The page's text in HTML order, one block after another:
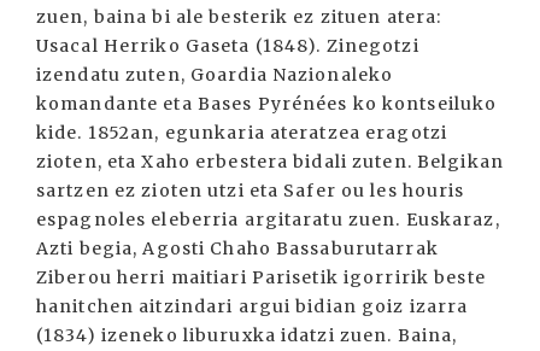
zuen, baina bi ale besterik ez zituen atera:
Usacal Herriko Gaseta (1848). Zinegotzi
izendatu zuten, Goardia Nazionaleko
komandante eta Bases Pyrénées ko kontseiluko
kide. 1852an, egunkaria ateratzea eragotzi
zioten, eta Xaho erbestera bidali zuten. Belgikan
sartzen ez zioten utzi eta Safer ou les houris
espagnoles eleberria argitaratu zuen. Euskaraz,
Azti begia, Agosti Chaho Bassaburutarrak
Ziberou herri maitiari Parisetik igorririk beste
hanitchen aitzindari argui bidian goiz izarra
(1834) izeneko liburuxka idatzi zuen. Baina,